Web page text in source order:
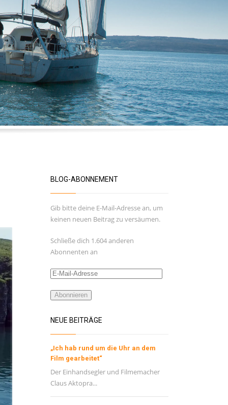
BLOG-ABONNEMENT
Gib bitte deine E-Mail-Adresse an, um
keinen neuen Beitrag zu versäumen.
Schließe dich 1.604 anderen
Abonnenten an
E-
Adresse
Abonnieren
NEUE BEITRÄGE
„Ich hab rund um die Uhr an dem
Film gearbeitet“
Der Einhandsegler und Filmemacher
Claus Aktopra...